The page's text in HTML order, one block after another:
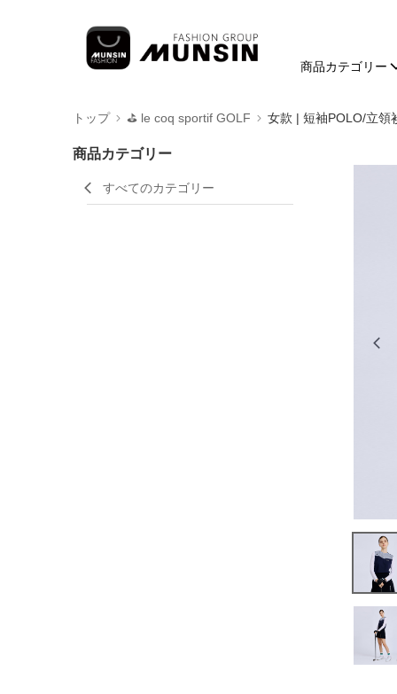
商品カテゴリー
トップ ⛳️ le coq sportif GOLF 女款 | 短袖POLO/立領
商品カテゴリー
すべてのカテゴリー